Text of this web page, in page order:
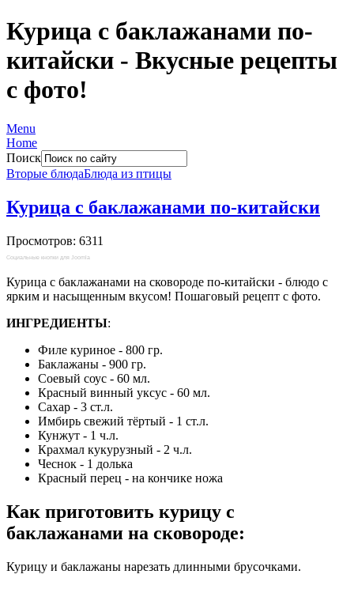
Курица с баклажанами по-
китайски - Вкусные рецепты
с фото!
Menu
Home
Поиск
Вторые блюдаБлюда из птицы
Курица с баклажанами по-китайски
Просмотров: 6311
Социальные кнопки для Joomla
Курица с баклажанами на сковороде по-китайски - блюдо с
ярким и насыщенным вкусом! Пошаговый рецепт с фото.
ИНГРЕДИЕНТЫ:
Филе куриное - 800 гр.
Баклажаны - 900 гр.
Соевый соус - 60 мл.
Красный винный уксус - 60 мл.
Сахар - 3 ст.л.
Имбирь свежий тёртый - 1 ст.л.
Кунжут - 1 ч.л.
Крахмал кукурузный - 2 ч.л.
Чеснок - 1 долька
Красный перец - на кончике ножа
Как приготовить курицу с
баклажанами на сковороде:
Курицу и баклажаны нарезать длинными брусочками.